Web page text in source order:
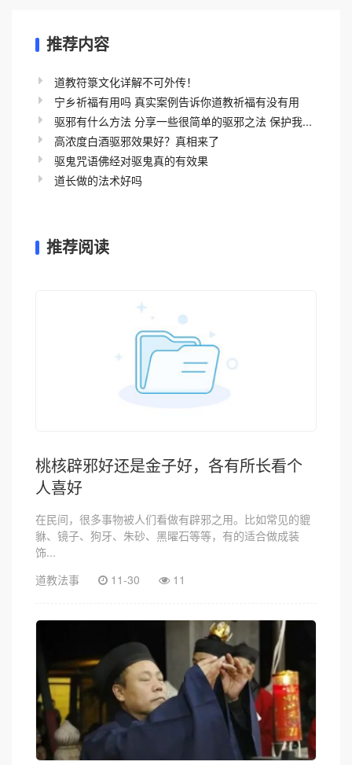
推荐内容
道教符箓文化详解不可外传！
宁乡祈福有用吗 真实案例告诉你道教祈福有没有用
驱邪有什么方法 分享一些很简单的驱邪之法 保护我...
高浓度白酒驱邪效果好？真相来了
驱鬼咒语佛经对驱鬼真的有效果
道长做的法术好吗
推荐阅读
桃核辟邪好还是金子好，各有所长看个
人喜好
在民间，很多事物被人们看做有辟邪之用。比如常见的貔
貅、镜子、狗牙、朱砂、黑曜石等等，有的适合做成装
饰...
道教法事
11-30 11